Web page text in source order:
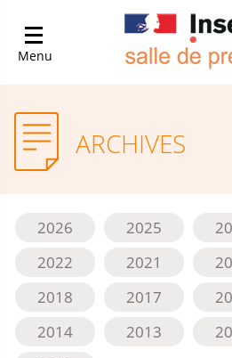
Menu
ARCHIVES
2026 2025
2022
2021
2018
2017
2014
2013